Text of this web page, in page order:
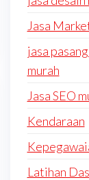
Jasa
jasa
murah
Jasa SEO
Kendaraan
Latihan